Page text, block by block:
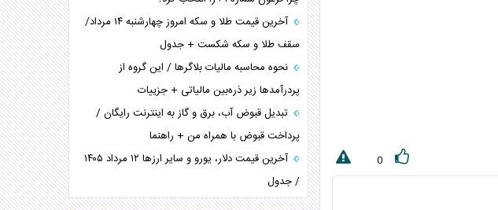
0
آخرین قیمت طلا و سکه امروز چهارشنبه ۱۴ مرداد/
سقف طلا و سکه شکست + جدول
نحوه محاسبه مالیات بلاگر‌ها / این گروه از
پردرآمد‌ها زیر ذره‌بین مالیاتی + جزییات
تبدیل قبوض آب، برق و گاز به اینترنت رایگان /
پرداخت قبوض با همراه من + راهنما
آخرین قیمت دلار، یورو و سایر ارز‌ها ۱۲ مرداد ۱۴۰۵
/ جدول